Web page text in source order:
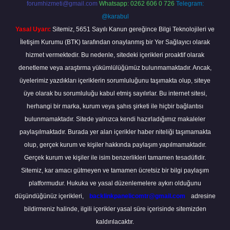
forumhizmeti@gmail.com Whatsapp: 0262 606 0 726 Telegram:
@karabul
Yasal Uyarı: Sitemiz, 5651 Sayılı Kanun gereğince Bilgi Teknolojileri ve
İletişim Kurumu (BTK) tarafından onaylanmış bir Yer Sağlayıcı olarak
hizmet vermektedir. Bu nedenle, sitedeki içerikleri proaktif olarak
denetleme veya araştırma yükümlülüğümüz bulunmamaktadır. Ancak,
üyelerimiz yazdıkları içeriklerin sorumluluğunu taşımakta olup, siteye
üye olarak bu sorumluluğu kabul etmiş sayılırlar. Bu internet sitesi,
herhangi bir marka, kurum veya şahıs şirketi ile hiçbir bağlantısı
bulunmamaktadır. Sitede yalnızca kendi hazırladığımız makaleler
paylaşılmaktadır. Burada yer alan içerikler haber niteliği taşımamakta
olup, gerçek kurum ve kişiler hakkında paylaşım yapılmamaktadır.
Gerçek kurum ve kişiler ile isim benzerlikleri tamamen tesadüfidir.
Sitemiz, kar amacı gütmeyen ve tamamen ücretsiz bir bilgi paylaşım
platformudur. Hukuka ve yasal düzenlemelere aykırı olduğunu
düşündüğünüz içerikleri,
backlinkpanelicomtr@gmail.com
adresine
bildirmeniz halinde, ilgili içerikler yasal süre içerisinde sitemizden
kaldırılacaktır.